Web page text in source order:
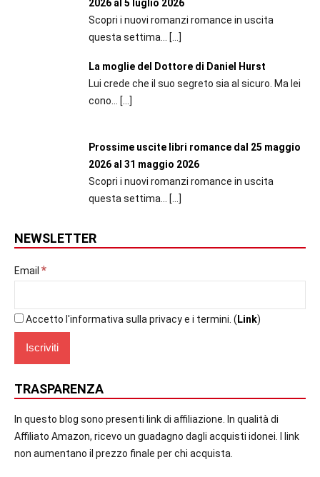
2026 al 5 luglio 2026
Scopri i nuovi romanzi romance in uscita
questa settima... […]
La moglie del Dottore di Daniel Hurst
Lui crede che il suo segreto sia al sicuro. Ma lei
cono...
[…]
Prossime uscite libri romance dal 25 maggio
2026 al 31 maggio 2026
Scopri i nuovi romanzi romance in uscita
questa settima...
[…]
NEWSLETTER
Email *
Accetto l'informativa sulla privacy e i termini. ( Link)
TRASPARENZA
In questo blog sono presenti link di affiliazione. In qualità di
Affiliato Amazon, ricevo un guadagno dagli acquisti idonei. I link
non aumentano il prezzo finale per chi acquista.